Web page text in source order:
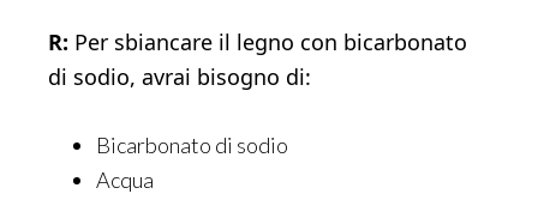
R: Per sbiancare il legno con bicarbonato
di sodio, avrai bisogno di:
Bicarbonato di sodio
Acqua